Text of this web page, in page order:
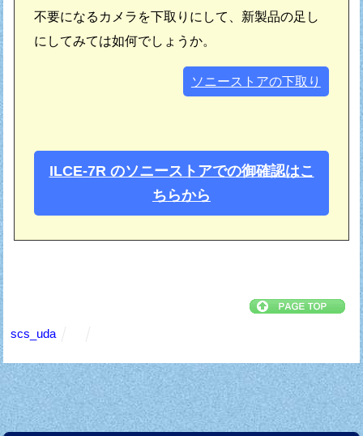
不要になるカメラを下取りにして、新製品の足し
にしてみては如何でしょうか。
ソニーストアの下取り
ILCE-7R のソニーストアでの御確認はこ
ちらから
scs_uda